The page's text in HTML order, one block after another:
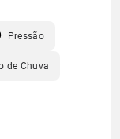
Pressão
de Chuva